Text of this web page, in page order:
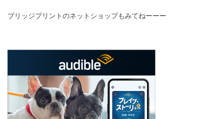
ブリッジプリントのネットショップもみてねーーー